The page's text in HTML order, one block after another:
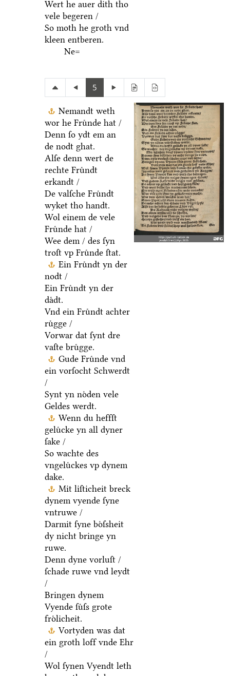
Wert he auer dith tho
vele begeren /
So moth he groth vnd
kleen entberen.
Ne=
5
Nemandt weth
wor he Fruͤnde hat /
Denn ſo ydt em an
de nodt ghat.
Alſe denn wert de
rechte Fruͤndt
erkandt /
De valſche Fruͤndt
wyket tho handt.
Wol einem de vele
Fruͤnde hat /
Wee dem / des ſyn
troſt vp Fruͤnde ſtat.
Ein Fruͤndt yn der
nodt /
Ein Fruͤndt yn der
daͤdt.
Vnd ein Fruͤndt achter
ruͤgge /
Vorwar dat ſynt dre
vaſte bruͤgge.
Gude Fruͤnde vnd
ein vorſocht Schwerdt
/
Synt yn noͤden vele
Geldes werdt.
Wenn du heffſt
geluͤcke yn all dyner
ſake /
So wachte des
vngeluͤckes vp dynem
dake.
Mit liſticheit breck
dynem vyende ſyne
vntruwe /
Darmit ſyne boͤſsheit
dy nicht bringe yn
ruwe.
Denn dyne vorluſt /
ſchade ruwe vnd leydt
/
Bringen dynem
Vyende ſuͤſs grote
froͤlicheit.
Vortyden was dat
ein groth loff vnde Ehr
/
Wol ſynen Vyendt leth